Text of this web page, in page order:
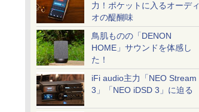
力！ポケットに入るオーディ
オの醍醐味
鳥肌ものの「DENON
HOME」サウンドを体感し
た！
iFi audio主力「NEO Stream
3」「NEO iDSD 3」に迫る